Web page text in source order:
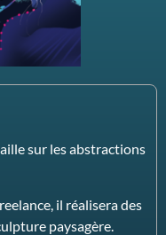
sur les abstractions
il réalisera des
paysagère.